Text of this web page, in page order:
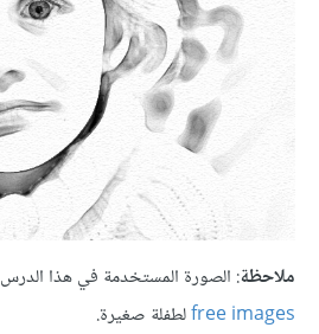
ملاحظة: الصورة المستخدمة في هذا الدرس
free imagesلطفلة صغيرة.